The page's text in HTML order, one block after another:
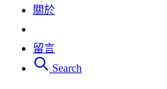
關於
留言
Search